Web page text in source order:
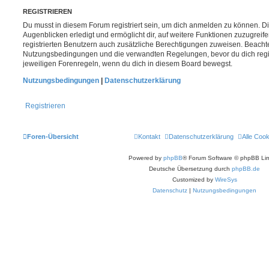
REGISTRIEREN
Du musst in diesem Forum registriert sein, um dich anmelden zu können.
Augenblicken erledigt und ermöglicht dir, auf weitere Funktionen
registrierten Benutzern auch zusätzliche Berechtigungen zuweisen.
Nutzungsbedingungen und die verwandten Regelungen, bevor du dich
jeweiligen Forenregeln, wenn du dich in diesem Board bewegst.
Nutzungsbedingungen
Datenschutzerklärung
Registrieren
Foren-Übersicht Alle
Datenschutzerklärung
Kontakt
Powered by phpBB® Forum Software © phpBB
Deutsche Übersetzung durch phpBB.de
Customized by WireSys
Datenschutz | Nutzungsbedingungen